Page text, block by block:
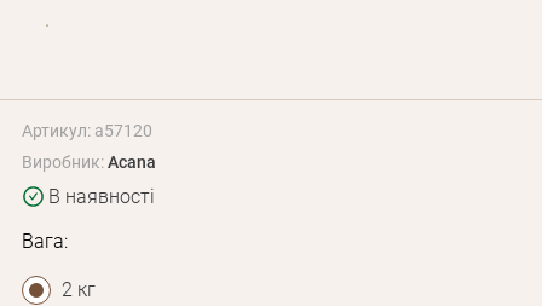
Артикул: a57120
Виробник:Acana
В наявності
Вага:
2 кг